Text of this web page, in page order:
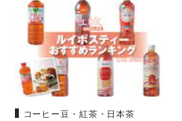
コーヒー豆・紅茶・日本茶